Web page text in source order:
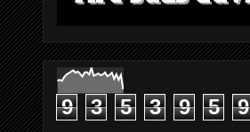
9 3 5 3 9 5 9